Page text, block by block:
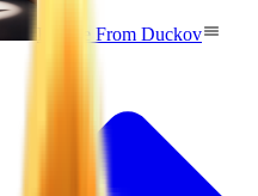
Escape From Duckov